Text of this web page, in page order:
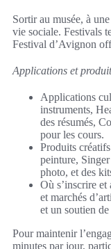
Sortir au musée, à
vie sociale. Festivals
Festival d’Avignon
Applications et
Applications
instruments,
des résumés,
pour les cours.
Produits
peinture,
photo, et des
Où s’inscrire
et marchés
et un soutien
Pour maintenir
minutes par jour,